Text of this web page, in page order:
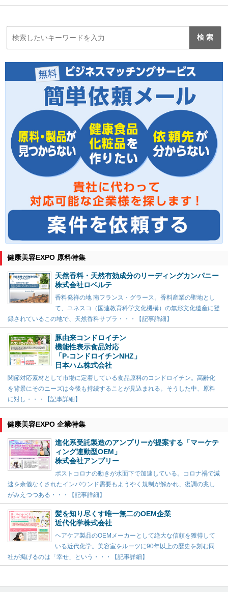
健康美容EXPO 原料特集
天然香料・天然有効成分のリーディングカンパニー
株式会社ロベルテ
香料発祥の地 南フランス・グラース。香料産業の聖地とし
て、ユネスコ（国連教育科学文化機構）の無形文化遺産に登
録されているこの地で、天然香料サプラ・・・【記事詳細】
豚由来コンドロイチン
機能性表示食品対応
「P-コンドロイチンNHZ」
日本ハム株式会社
関節対応素材として市場に定着している食品原料のコンドロイチン。高齢化
を背景にそのニーズは今後も持続することが見込まれる。そうした中、原料
に対し・・・【記事詳細】
健康美容EXPO 企業特集
進化系受託製造のアンプリーが提案する「マーケテ
ィング連動型OEM」
株式会社アンプリー
ポストコロナの動きが水面下で加速している。コロナ禍で減
速を余儀なくされたインバウンド需要もようやく規制が解かれ、復調の兆し
がみえつつある・・・【記事詳細】
髪を知り尽くす唯一無二のOEM企業
近代化学株式会社
ヘアケア製品のOEMメーカーとして絶大な信頼を獲得して
いる近代化学。美容室をルーツに90年以上の歴史を刻む同
社が掲げるのは「幸せ」という・・・【記事詳細】